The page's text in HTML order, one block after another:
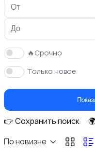
Цифровые фоторамки
Студийное
Штативы и
🔥Срочно
Только новое
👉 Сохранить поиск
По новизне